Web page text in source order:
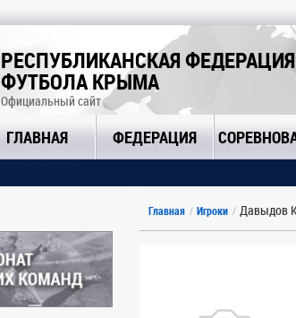
РЕСПУБЛИКАНСКАЯ ФЕДЕРАЦИЯ
ФУТБОЛА КРЫМА
Официальный сайт
ГЛАВНАЯ ФЕДЕРАЦИЯ
Главная Игроки Давыдов